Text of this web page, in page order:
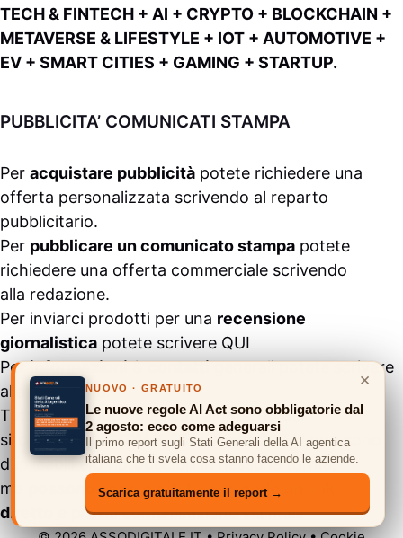
TECH & FINTECH + AI + CRYPTO + BLOCKCHAIN +
METAVERSE & LIFESTYLE + IOT + AUTOMOTIVE +
EV + SMART CITIES + GAMING + STARTUP.
PUBBLICITA’ COMUNICATI STAMPA
Per acquistare pubblicità potete richiedere una
offerta personalizzata scrivendo al reparto
pubblicitario.
Per pubblicare un comunicato stampa potete
richiedere una offerta commerciale scrivendo
alla redazione.
Per inviarci prodotti per una recensione
giornalistica potete scrivere QUI
Perinformazioni&contattigenerali potete scrivere
alla
segreteria.
Tutti i contenuti pubblicati all’interno del
sito
#ASSODIGITALE.“Copyright 2024” non sono
duplicabili e/o riproducibili in nessuna forma,
ma
possono essere citati inserendo un link
diretto
e previa comunicazione viamail.
×
NUOVO · GRATUITO
Le nuove regole AI Act sono obbligatorie dal
2 agosto: ecco come adeguarsi
Il primo report sugli Stati Generali della AI agentica
italiana che ti svela cosa stanno facendo le aziende.
Scarica gratuitamente il report →